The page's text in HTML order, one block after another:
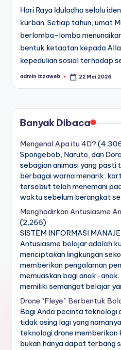
Hari Raya Iduladha selalu
kurban. Setiap tahun, umat
berlomba-lomba
bentuk ketaatan kepada
kepedulian sosial terhadap
Posted
admin izzaweb 22 Mei 2026
Banyak Dibaca
Mengenal Apa itu 4D?
Spongebob, Naruto, dan
sebagian animasi yang pasti
berbagai warna menarik,
tersebut telah menemani
waktu sebelum berangkat
Menghadirkan Antusiasme
(2,266)
SISTEM INFORMASI
Antusiasme belajar adalah
menciptakan lingkungan
memberikan pengalaman
memuaskan bagi anak-
memiliki semangat belajar
Drone “Fleye” Berbentuk
Bagi Anda pecinta teknologi
tidak asing lagi yang
teknologi drone memberikan
bukan hanya dapat terbang